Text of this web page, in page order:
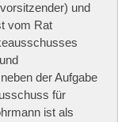
und
vom Rat
der Aufgabe
für
ist als